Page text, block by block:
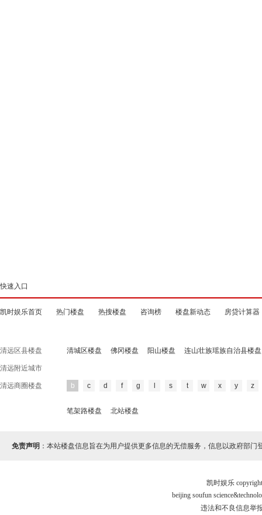
快速入口
凯时娱乐首页 热门楼盘 热搜楼盘 咨询榜 楼盘新动态 房贷计算器
清远区县楼盘 清城区楼盘 佛冈楼盘 阳山楼盘 连山壮族瑶族自治县楼盘
清远附近城市
清远商圈楼盘 b c d f g s t w x y z
笔架路楼盘 北站楼盘
免责声明 ：本站楼盘信息旨在为用户提供更多信息的无偿服务，信息以政府部门
凯时娱乐
beijing soufun
违法和不良信息举